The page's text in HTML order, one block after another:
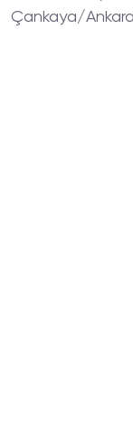
Çankaya/Ankara